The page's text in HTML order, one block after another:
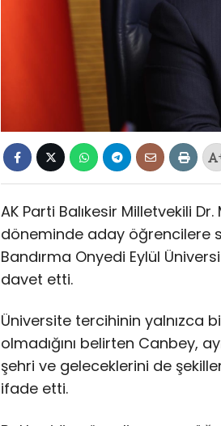
AK Parti Balıkesir Milletvekili
döneminde aday öğrencilere
Bandırma Onyedi Eylül
davet etti.
Üniversite tercihinin yalnızca
olmadığını belirten Canbey,
şehri ve geleceklerini de
ifade etti.